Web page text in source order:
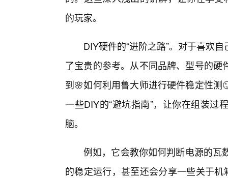
的玩家。
DIY硬件的“进阶之路”。对于喜欢
了宝贵的参考。从不同品牌、型号的
到🌸如何利用鲁大师进行硬件稳定性
一些DIY的“避坑指南”，让你在组装过
脑。
例如，它会教你如何判断电源的瓦
的稳定运行，甚至还会分享一些关于